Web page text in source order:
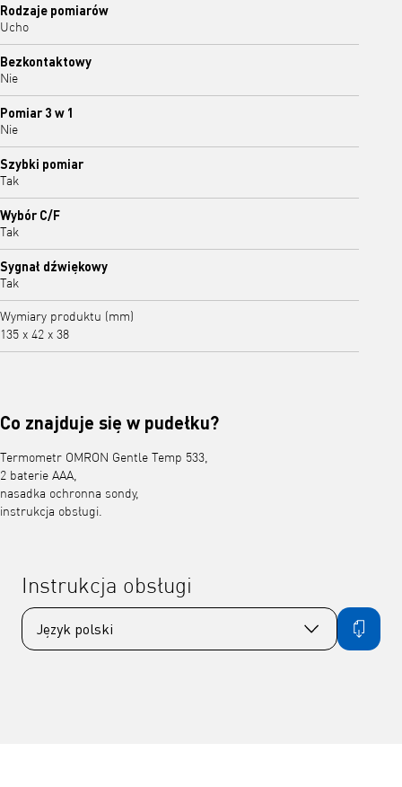
Rodzaje pomiarów
Ucho
Bezkontaktowy
Nie
Pomiar 3 w 1
Nie
Szybki pomiar
Tak
Wybór C/F
Tak
Sygnał dźwiękowy
Tak
Wymiary produktu (mm)
135 x 42 x 38
Co znajduje się w pudełku?
Termometr OMRON Gentle Temp 533,
2 baterie AAA,
nasadka ochronna sondy,
instrukcja obsługi.
Instrukcja obsługi